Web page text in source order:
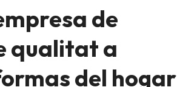
de
qualitat a
del hogar